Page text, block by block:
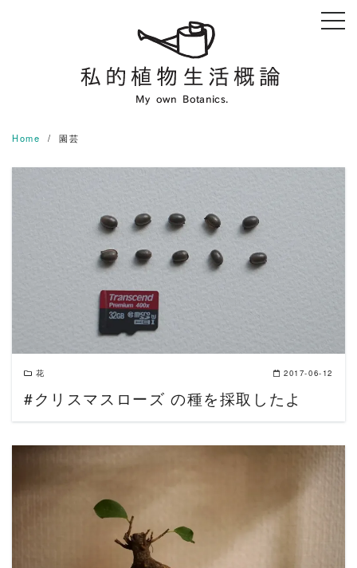
Home 園芸
READ MORE
花 2017-06-12
#クリスマスローズ の種を採取したよ
READ MORE